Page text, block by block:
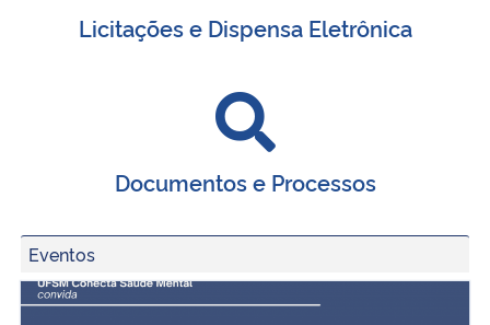
Licitações e Dispensa Eletrônica
Documentos e Processos
Eventos
Oficina | Escrita criativa